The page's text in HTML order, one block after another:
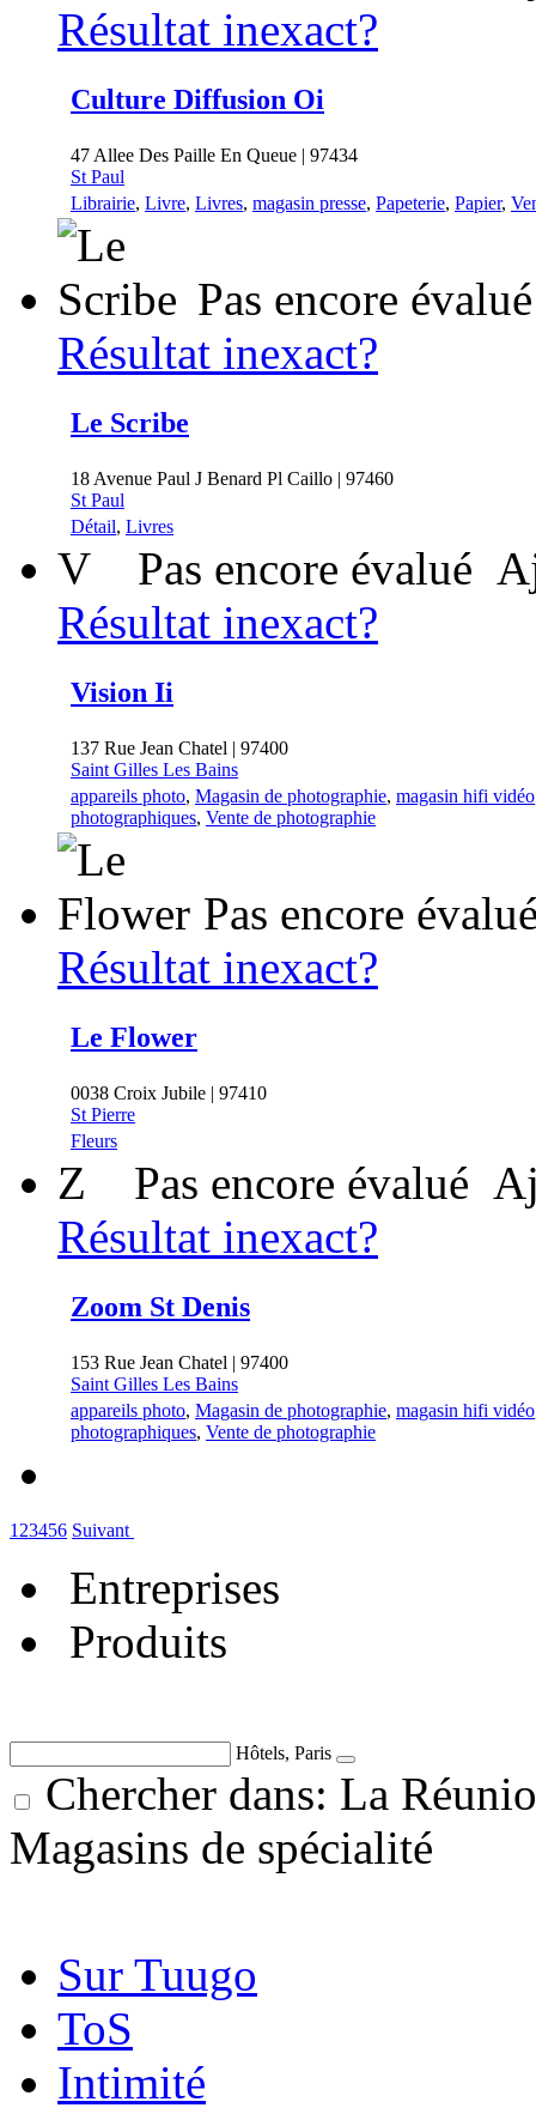
Résultat inexact?
Culture Diffusion Oi
47 Allee Des Paille En Queue | 97434
St Paul
Librairie, Livre, Livres, magasin presse, Papeterie, Papier,
Pas encore évalué
Résultat inexact?
Le Scribe
18 Avenue Paul J Benard Pl Caillo | 97460
St Paul
Détail, Livres
V Pas encore évalué
Résultat inexact?
Vision Ii
137 Rue Jean Chatel | 97400
Saint Gilles Les Bains
appareils photo, Magasin de photographie, magasin hifi vidéo
photographiques, Vente de photographie
Pas encore
Résultat inexact?
Le Flower
0038 Croix Jubile | 97410
St Pierre
Fleurs
Z Pas encore évalué
Résultat inexact?
Zoom St Denis
153 Rue Jean Chatel | 97400
Saint Gilles Les Bains
appareils photo, Magasin de photographie, magasin hifi vidéo
photographiques, Vente de photographie
1 23456 Suivant
Entreprises
Produits
Hôtels, Paris
Chercher dans: La
Magasins de spécialité
Sur Tuugo
ToS
Intimité